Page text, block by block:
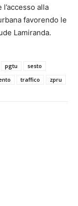
alla
favorendo le
Lamiranda.
pgtu
sesto
traffico zpru